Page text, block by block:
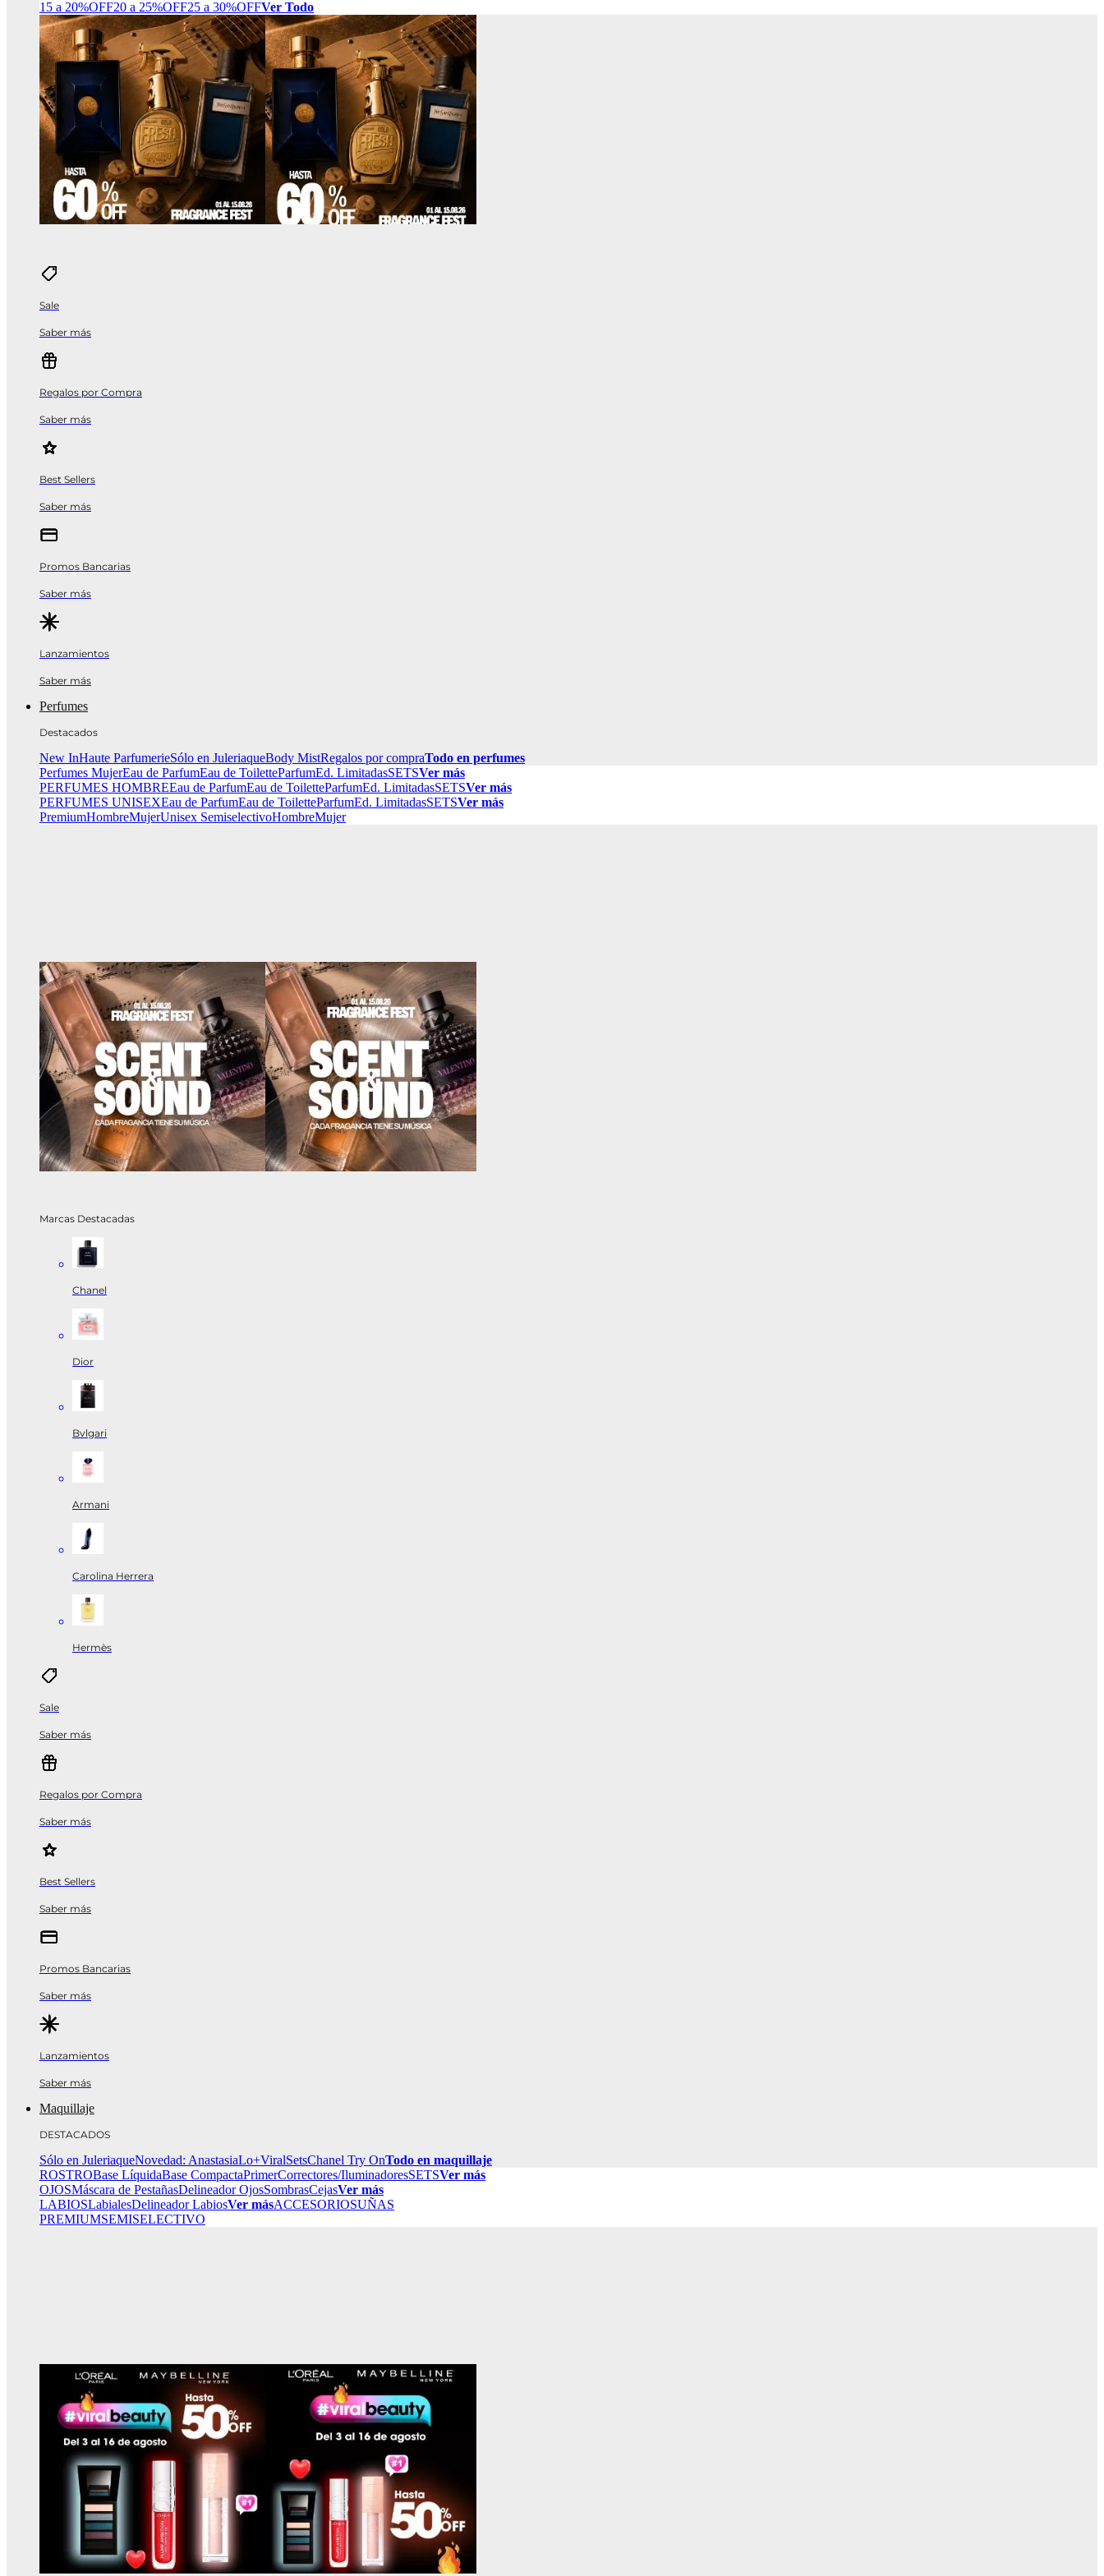
15 a 20%OFF20 a 25%OFF25 a 30%OFFVer Todo
Sale
Saber más
Regalos por Compra
Saber más
Best Sellers
Saber más
Promos Bancarias
Saber más
Lanzamientos
Saber más
Perfumes
Destacados
New InHaute ParfumerieSólo en JuleriaqueBody MistRegalos por compraTodo en perfumes
Perfumes MujerEau de ParfumEau de ToiletteParfumEd. LimitadasSETSVer más
PERFUMES HOMBREEau de ParfumEau de ToiletteParfumEd. LimitadasSETSVer más
PERFUMES UNISEXEau de ParfumEau de ToiletteParfumEd. LimitadasSETSVer más
PremiumHombreMujerUnisex SemiselectivoHombreMujer
Marcas Destacadas
Chanel
Dior
Bvlgari
Armani
Carolina Herrera
Hermès
Sale
Saber más
Regalos por Compra
Saber más
Best Sellers
Saber más
Promos Bancarias
Saber más
Lanzamientos
Saber más
Maquillaje
DESTACADOS
Sólo en JuleriaqueNovedad: AnastasiaLo+ViralSetsChanel Try OnTodo en maquillaje
ROSTROBase LíquidaBase CompactaPrimerCorrectores/IluminadoresSETSVer más
OJOSMáscara de PestañasDelineador OjosSombrasCejasVer más
LABIOSLabialesDelineador LabiosVer másACCESORIOSUÑAS
PREMIUMSEMISELECTIVO